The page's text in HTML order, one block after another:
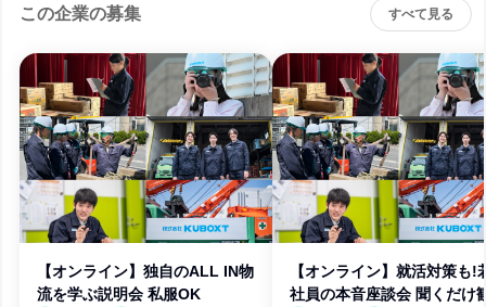
この企業の募集 すべて見る
【オンライン】独自のALL IN物
流を学ぶ説明会 私服OK
【オンライン】就活対策も!
社員の本音座談会 聞くだけ